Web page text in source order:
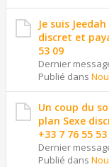
Je suis
discret et
53 09
Dernier
Publié dans
Un coup du
plan Sexe
+33 7 76 55
Dernier
Publié dans